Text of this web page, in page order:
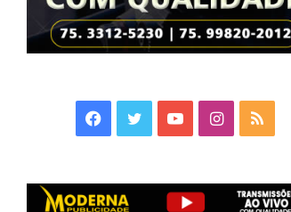
Facebook
TwitterYouTubeInstagram
RSS